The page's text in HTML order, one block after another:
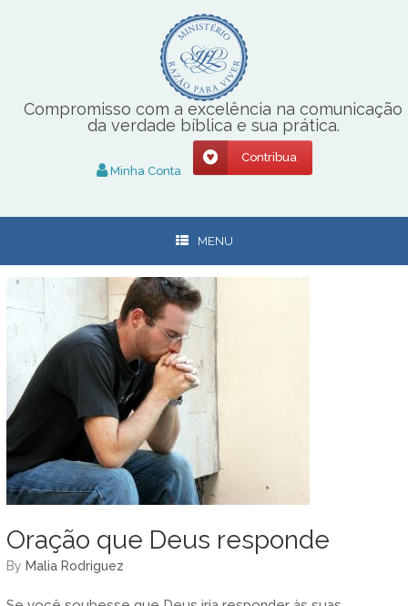
Compromisso com a excelência na comunicação
da verdade bíblica e sua prática.
Minha Conta
Contribua
MENU
Oração que Deus responde
by Malia Rodriguez